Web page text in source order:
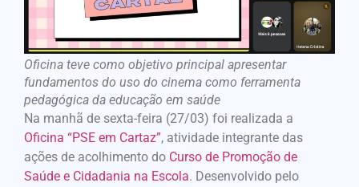
Oficina teve como objetivo principal apresentar
fundamentos do uso do cinema como ferramenta
pedagógica da educação em saúde
Na manhã de sexta-feira (27/03) foi realizada a
Oficina “PSE em Cartaz”, atividade integrante das
ações de acolhimento do Curso de Promoção de
Saúde e Cidadania na Escola. Desenvolvido pelo